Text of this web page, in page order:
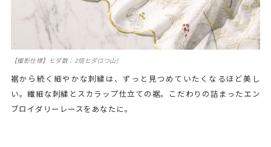
【撮影仕様】ヒダ数：2倍ヒダ(3つ山)
裾から続く細やかな刺繍は、ずっと見つめていたくなるほど美し
い。繊細な刺繍とスカラップ仕立ての裾。こだわりの詰まったエン
ブロイダリーレースをあなたに。